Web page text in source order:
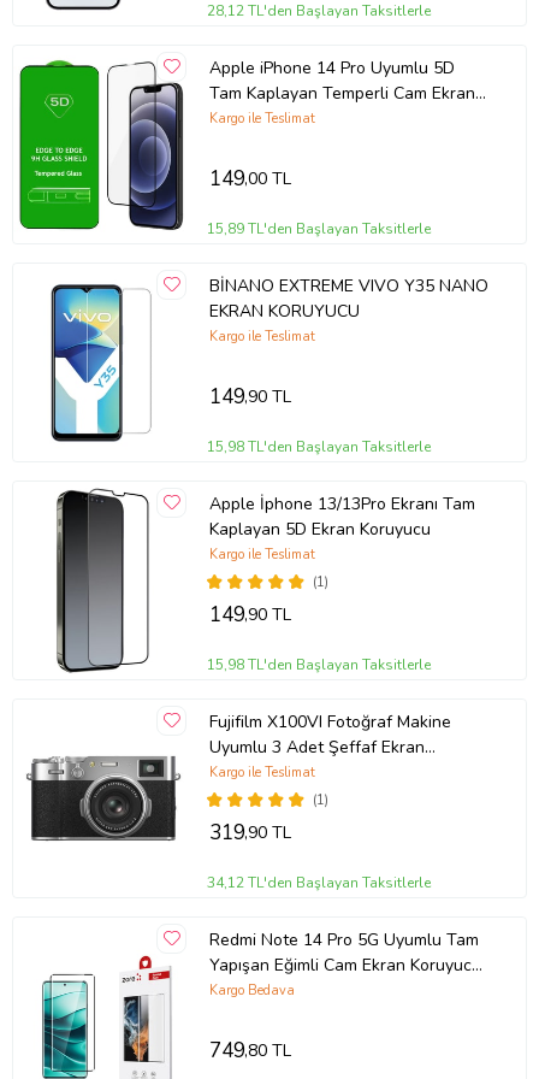
Film , kolay kurulum için özel olarak tasarlanmıştır. Ekranınızı
yerleştirebilirsiniz.
Uyumlu Modeller: Tiknal Esnek Nano Kırılmaz Cam Ekran Koruyucu
Film modeline uyumludur, mükemmel koruma sağlar.
için Tiknal Esnek Nano Kırılmaz Cam Ekran Koruyucu Filmyu bugün
satın alın!
Ürün Kodu:
28,12 TL'den Başlayan Taksitlerle
Apple iPhone 14 Pro Uyumlu 5D
Tam Kaplayan Temperli Cam Ekran
Koruyucu
Kargo ile Teslimat
149,00 TL
15,89 TL'den Başlayan Taksitlerle
BİNANO EXTREME VIVO Y35 NANO
EKRAN KORUYUCU
Kargo ile Teslimat
149,90 TL
15,98 TL'den Başlayan Taksitlerle
Apple İphone 13/13Pro Ekranı Tam
Kaplayan 5D Ekran Koruyucu
(1)
Kargo ile Teslimat
149,90 TL
15,98 TL'den Başlayan Taksitlerle
Fujifilm X100VI Fotoğraf Makine
Uyumlu 3 Adet Şeffaf Ekran
koruyucu Nano Jelatin
(1)
Kargo ile Teslimat
319,90 TL
34,12 TL'den Başlayan Taksitlerle
Redmi Note 14 Pro 5G Uyumlu Tam
Yapışan Eğimli Cam Ekran Koruyucu
(Siyah)
Kargo Bedava
749,80 TL